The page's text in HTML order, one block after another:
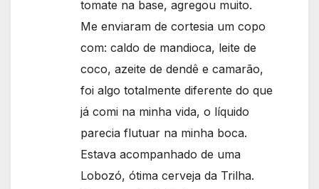
tomate na base, agregou muito.
Me enviaram de cortesia um copo
com: caldo de mandioca, leite de
coco, azeite de dendê e camarão,
foi algo totalmente diferente do que
já comi na minha vida, o líquido
parecia flutuar na minha boca.
Estava acompanhado de uma
Lobozó, ótima cerveja da Trilha.